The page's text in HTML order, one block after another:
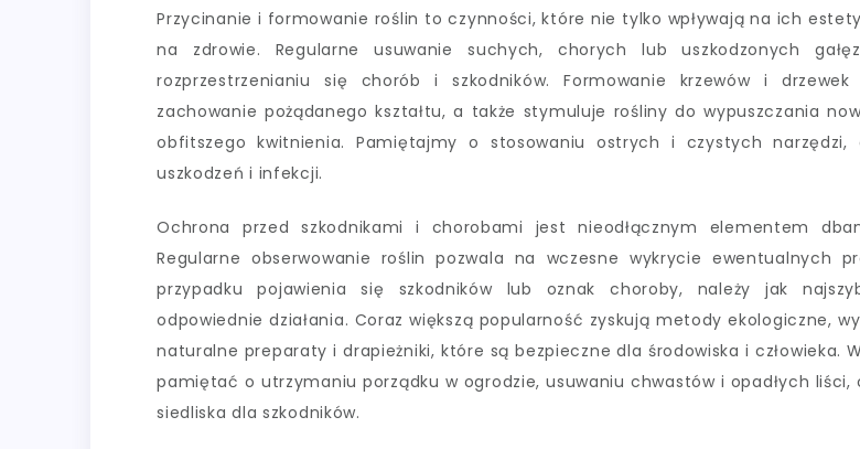
Przycinanie i formowanie roślin to czynności, które nie tylko wpływają na ich
na zdrowie. Regularne usuwanie suchych, chorych lub uszkodzonych
rozprzestrzenianiu się chorób i szkodników. Formowanie krzewów i
zachowanie pożądanego kształtu, a także stymuluje rośliny do wypuszczania
obfitszego kwitnienia. Pamiętajmy o stosowaniu ostrych i czystych narzędzi,
uszkodzeń i infekcji.
Ochrona przed szkodnikami i chorobami jest nieodłącznym elementem
Regularne obserwowanie roślin pozwala na wczesne wykrycie ewentualnych
przypadku pojawienia się szkodników lub oznak choroby, należy jak
odpowiednie działania. Coraz większą popularność zyskują metody ekologiczne,
naturalne preparaty i drapieżniki, które są bezpieczne dla środowiska i człowieka.
pamiętać o utrzymaniu porządku w ogrodzie, usuwaniu chwastów i opadłych liści,
siedliska dla szkodników.